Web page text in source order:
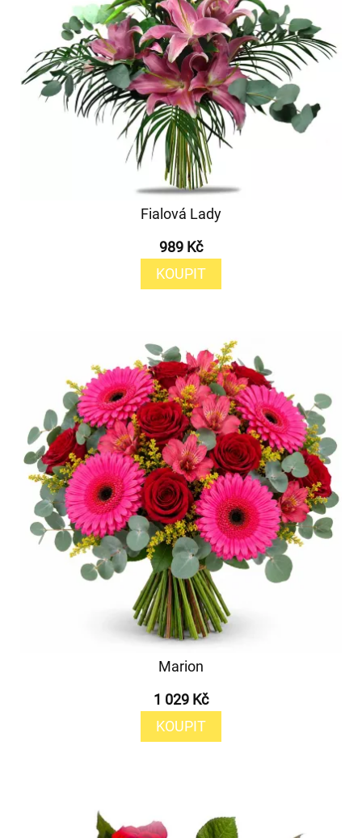
Fialová Lady
989 Kč
KOUPIT
Marion
1 029 Kč
KOUPIT